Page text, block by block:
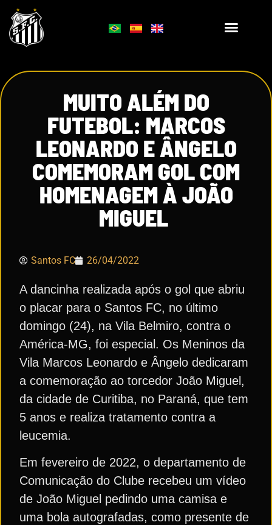
MUITO ALÉM DO
FUTEBOL: MARCOS
LEONARDO E ÂNGELO
COMEMORAM GOL COM
HOMENAGEM À JOÃO
MIGUEL
Santos FC 26/04/2022
A dancinha realizada após o gol que abriu
o placar para o Santos FC, no último
domingo (24), na Vila Belmiro, contra o
América-MG, foi especial. Os Meninos da
Vila Marcos Leonardo e Ângelo dedicaram
a comemoração ao torcedor João Miguel,
da cidade de Curitiba, no Paraná, que tem
5 anos e realiza tratamento contra a
leucemia.
Em fevereiro de 2022, o departamento de
Comunicação do Clube recebeu um vídeo
de João Miguel pedindo uma camisa e
uma bola autografadas, como presente de